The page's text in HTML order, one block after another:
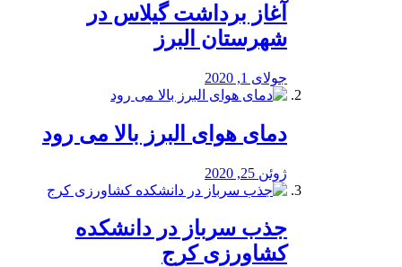
آغاز برداشت گیلاس در
شهرستان البرز
جولای 1, 2020
دمای هوای البرز بالا می رود
ژوئن 25, 2020
جذب سرباز در دانشکده
کشاورزی کرج